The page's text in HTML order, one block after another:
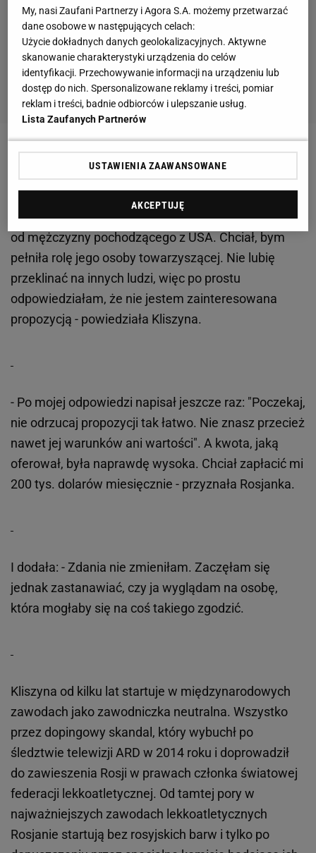
Zobacz wideoPiotr Lisek opowiada, co zyskał dzięki
odpoczynkowi od treningów
- Otrzymałam prywatną wiadomość na Instagramie
od mężczyzny pochodzącego z USA. Chciał, bym
pełniła rolę jego osoby towarzyszącej. Nie lubię
przeklinać na innych ludzi, więc po prostu
odpowiedziałam, że nie jestem zainteresowana
propozycją - powiedziała Kliszyna.
- Po mojej odpowiedzi napisał jeszcze raz: "Poczekaj,
nie odrzucaj propozycji tak łatwo. Nie znasz przecież
nawet jej warunków ani wartości". A kwota, jaką
oferował, była naprawdę wysoka. Chciał zapłacić mi
200 tys. dolarów miesięcznie - przyznała Rosjanka.
I dodała: - Zdania nie zmieniłam. Zaczęłam się
jednak zastanawiać, czy ja wyglądam na osobę,
która mogłaby się na coś takiego zgodzić.
Kliszyna od kilku lat startuje w międzynarodowych
zawodach jako zawodniczka neutralna. Wszystko
przez dopingowy skandal, który wybuchł po
śledztwie telewizji ARD w 2014 roku i doprowadził
do zawieszenia Rosji w prawach członka światowej
federacji lekkoatletycznej. Od tamtej pory w
najważniejszych zawodach lekkoatletycznych
Rosjanie startują bez rosyjskich barw i tylko po
My, nasi Zaufani Partnerzy i Agora S.A. możemy przetwarzać
dane osobowe w następujących celach:
Użycie dokładnych danych geolokalizacyjnych. Aktywne
skanowanie charakterystyki urządzenia do celów
identyfikacji. Przechowywanie informacji na urządzeniu lub
dostęp do nich. Spersonalizowane reklamy i treści, pomiar
reklam i treści, badnie odbiorców i ulepszanie usług.
Lista Zaufanych Partnerów
USTAWIENIA ZAAWANSOWANE
AKCEPTUJĘ